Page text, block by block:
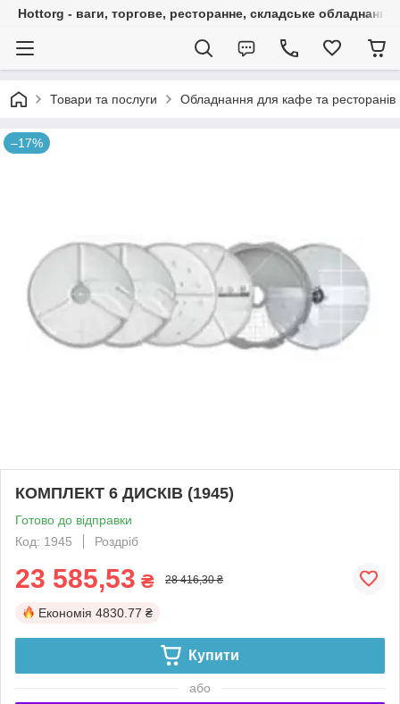
Hottorg - ваги, торгове, ресторанне, складське обладнання
Товари та послуги Обладнання для кафе та ресторанів
–17%
КОМПЛЕКТ 6 ДИСКІВ (1945)
Готово до відправки
Код: 1945
Роздріб
23 585,53 ₴ 28 416,30 ₴
Економія 4830.77 ₴
Купити
або